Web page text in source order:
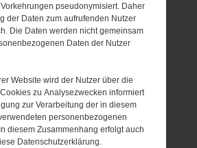
pseudonymisiert. Daher
der Daten zum aufrufenden Nutzer
Die Daten werden nicht gemeinsam
Daten der Nutzer
Website wird der Nutzer über die
zu Analysezwecken informiert
zur Verarbeitung der in diesem
personenbezogenen
diesem Zusammenhang erfolgt auch
Datenschutzerklärung.